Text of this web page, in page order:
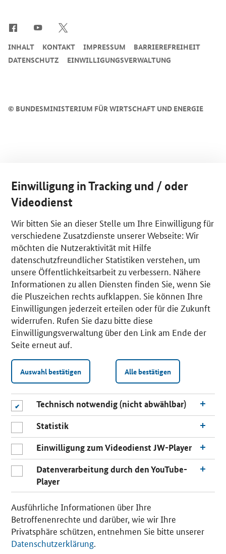
n
© BUNDESMINISTERIUM FÜR WIRTSCHAFT UND ENERGIE
INHALT KONTAKT IMPRESSUM
BARRIEREFREIHEIT
DATENSCHUTZ
EINWILLIGUNGSVERWALTUNG
Einwilligung in Tracking und / oder
Videodienst
Wir bitten Sie an dieser Stelle um Ihre Einwilligung für
verschiedene Zusatzdienste unserer Webseite: Wir
möchten die Nutzeraktivität mit Hilfe
datenschutzfreundlicher Statistiken verstehen, um
unsere Öffentlichkeitsarbeit zu verbessern. Nähere
Informationen zu allen Diensten finden Sie, wenn Sie
die Pluszeichen rechts aufklappen. Sie können Ihre
Einwilligungen jederzeit erteilen oder für die Zukunft
widerrufen. Rufen Sie dazu bitte diese
Einwilligungsverwaltung über den Link am Ende der
Seite erneut auf.
Auswahl bestätigen Alle bestätigen
Technisch notwendig (nicht abwählbar)
Statistik
Einwilligung zum Videodienst JW-Player
Datenverarbeitung durch den YouTube-
Player
Ausführliche Informationen über Ihre
Betroffenenrechte und darüber, wie wir Ihre
Privatsphäre schützen, entnehmen Sie bitte unserer
Datenschutzerklärung.